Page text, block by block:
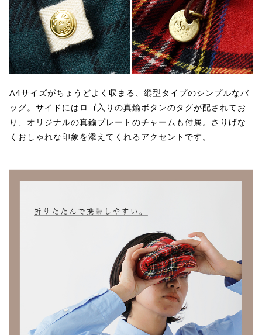
A4サイズがちょうどよく収まる、縦型タイプのシンプルなバ
ッグ。サイドにはロゴ入りの真鍮ボタンのタグが配されてお
り、オリジナルの真鍮プレートのチャームも付属。さりげな
くおしゃれな印象を添えてくれるアクセントです。